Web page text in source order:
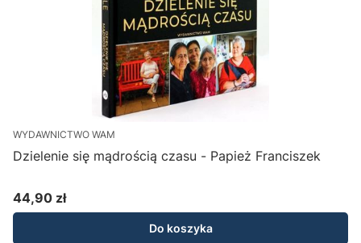
WYDAWNICTWO WAM
Dzielenie się mądrością czasu - Papież Franciszek
Cena
44,90 zł
Do koszyka